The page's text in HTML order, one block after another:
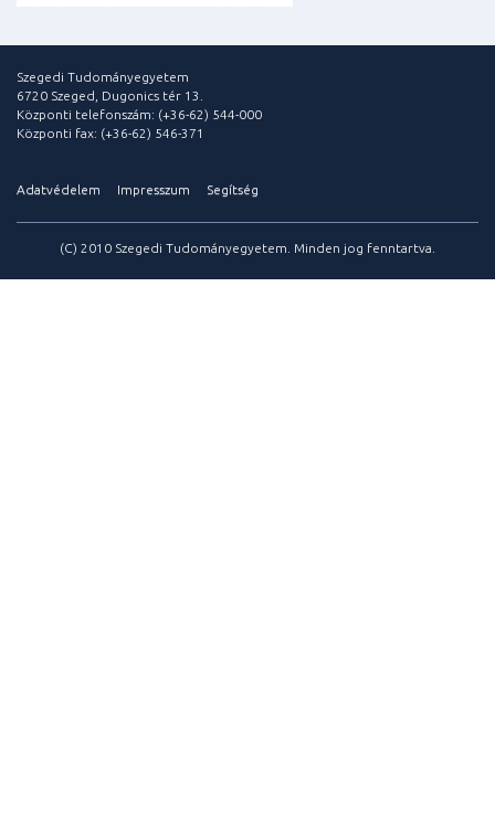
Szegedi Tudományegyetem
6720 Szeged, Dugonics tér 13.
Központi telefonszám: (+36-62) 544-000
Központi fax: (+36-62) 546-371
Adatvédelem Impresszum Segítség
(C) 2010 Szegedi Tudományegyetem. Minden jog fenntartva.